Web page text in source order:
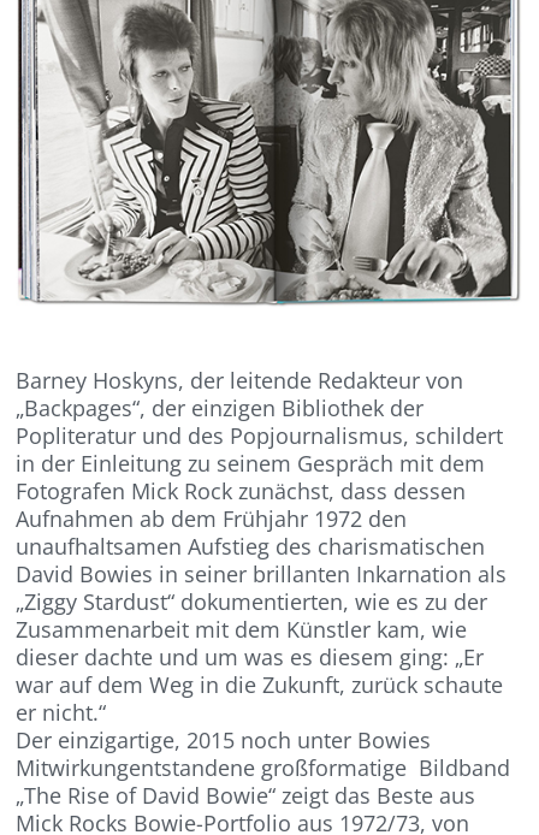
Barney Hoskyns, der leitende Redakteur von
„Backpages“, der einzigen Bibliothek der
Popliteratur und des Popjournalismus, schildert
in der Einleitung zu seinem Gespräch mit dem
Fotografen Mick Rock zunächst, dass dessen
Aufnahmen ab dem Frühjahr 1972 den
unaufhaltsamen Aufstieg des charismatischen
David Bowies in seiner brillanten Inkarnation als
„Ziggy Stardust“ dokumentierten, wie es zu der
Zusammenarbeit mit dem Künstler kam, wie
dieser dachte und um was es diesem ging: „Er
war auf dem Weg in die Zukunft, zurück schaute
er nicht.“
Der einzigartige, 2015 noch unter Bowies
Mitwirkungentstandene großformatige Bildband
„The Rise of David Bowie“ zeigt das Beste aus
Mick Rocks Bowie-Portfolio aus 1972/73, von